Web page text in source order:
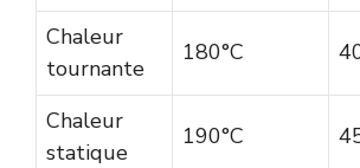
Chaleur
tournante
180°C
Chaleur
statique
190°C